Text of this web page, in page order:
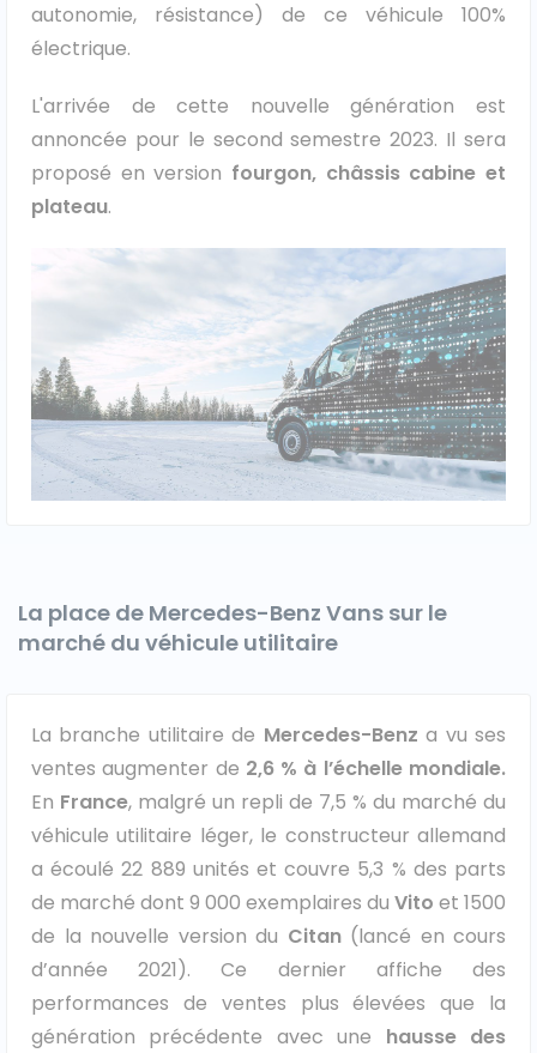
Véhicules 0 km
Réservation véhicule
Financement utilitaire
autonomie, résistance) de ce véhicule 100%
électrique.
L'arrivée de cette nouvelle génération est
annoncée pour le second semestre 2023. Il sera
proposé en version fourgon, châssis cabine et
plateau.
La place de Mercedes-Benz Vans sur le
marché du véhicule utilitaire
La branche utilitaire de Mercedes-Benz a vu ses
ventes augmenter de 2,6 % à l’échelle mondiale.
En France, malgré un repli de 7,5 % du marché du
véhicule utilitaire léger, le constructeur allemand
a écoulé 22 889 unités et couvre 5,3 % des parts
de marché dont 9 000 exemplaires du Vito et 1500
de la nouvelle version du Citan(lancé en cours
d’année 2021). Ce dernier affiche des
performances de ventes plus élevées que la
génération précédente avec une hausse des